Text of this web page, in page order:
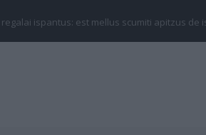
regalai ispantus: est mellus scumiti apitzus de